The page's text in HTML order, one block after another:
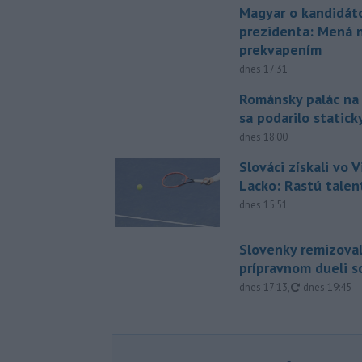
Magyar o
prezidenta: Mená
prekvapením
dnes 17:31
Románsky palác
sa podarilo
dnes 18:00
Slováci získali vo
Lacko: Rastú
dnes 15:51
Slovenky
prípravnom dueli
dnes 17:13, aktualizované
dnes 19:45